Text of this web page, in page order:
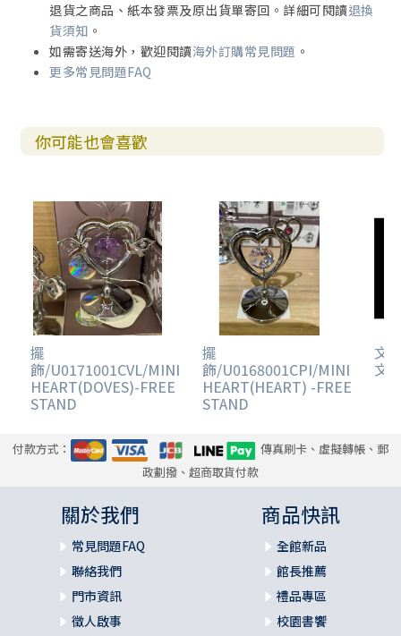
退貨之商品、紙本發票及原出貨單寄回。詳細可閱讀退換
貨須知 。
如需寄送海外，歡迎閱讀海外訂購常見問題 。
更多常見問題FAQ
你可能也會喜歡
擺
飾/U0171001CVL/MINI
HEART(DOVES)-FREE
STAND
擺
飾/U0168001CPI/MINI
HEART(HEART) -FREE
STAND
文
文
付款方式：
傳真刷卡、虛擬轉帳、郵
政劃撥、超商取貨付款
關於我們
常見問題FAQ
聯絡我們
門市資訊
徵人啟事
商品快訊
全館新品
館長推薦
禮品專區
校園書饗